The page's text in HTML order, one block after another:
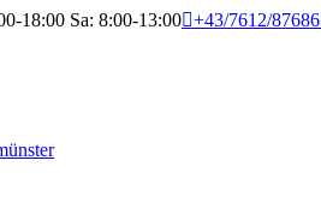
18:00 Sa: 8:00-13:00 +43/7612/87686